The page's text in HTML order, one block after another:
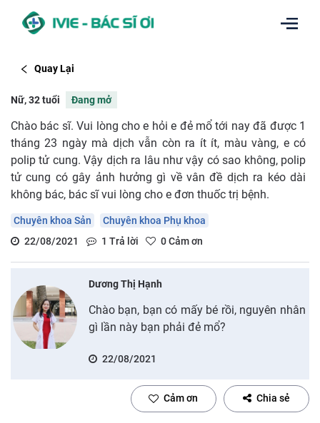
Quay Lại
Nữ, 32 tuổi Đang mở
Chào bác sĩ. Vui lòng cho e hỏi e đẻ mổ tới nay đã được 1
tháng 23 ngày mà dịch vẫn còn ra ít ít, màu vàng, e có
polip tử cung. Vậy dịch ra lâu như vậy có sao không, polip
tử cung có gây ảnh hưởng gì về vân đề dịch ra kéo dài
không bác, bác sĩ vui lòng cho e đơn thuốc trị bệnh.
Chuyên khoa Sản
Chuyên khoa Phụ khoa
22/08/2021
1 Trả lời 0Cảm ơn
Dương Thị Hạnh
Chào bạn, bạn có mấy bé rồi, nguyên nhân
gì lần này bạn phải đẻ mổ?
22/08/2021
Cảm ơn Chia sẻ